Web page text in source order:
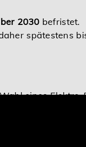
2030 befristet.
spätestens
eines